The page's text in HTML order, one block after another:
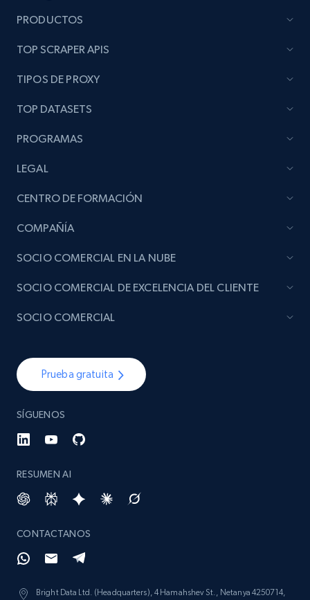
PRODUCTOS
TOP SCRAPER APIS
TIPOS DE PROXY
TOP DATASETS
PROGRAMAS
LEGAL
CENTRO DE FORMACIÓN
COMPAÑÍA
Prueba gratuita
SÍGUENOS
RESUMEN AI
CONTACTANOS
Bright Data Ltd. (Headquarters), 4 Hamahshev St., Netanya 4250714,
SOCIO COMERCIAL EN LA NUBE
SOCIO COMERCIAL DE EXCELENCIA DEL CLIENTE
SOCIO COMERCIAL